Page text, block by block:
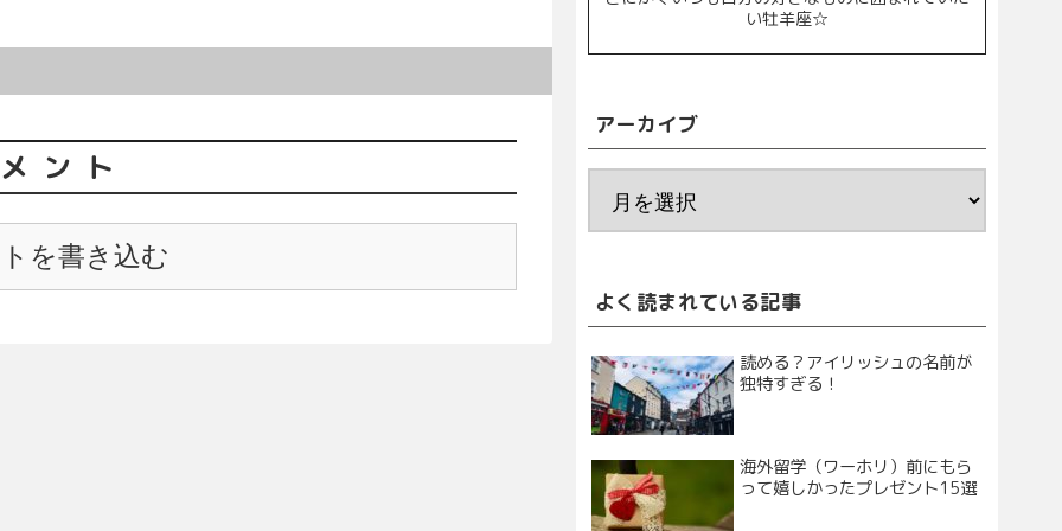
ント
を書き込む
い牡羊座☆
アーカイブ
よく読まれている記事
読める？アイリッシュの名前が
独特すぎる！
海外留学（ワーホリ）前にもら
って嬉しかったプレゼント15選